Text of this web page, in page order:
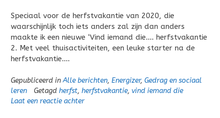
Speciaal voor de herfstvakantie van 2020, die
waarschijnlijk toch iets anders zal zijn dan anders
maakte ik een nieuwe ‘Vind iemand die…. herfstvakantie
2. Met veel thuisactiviteiten, een leuke starter na de
herfstvakantie….
Gepubliceerd inAlle berichten, Energizer, Gedrag en sociaal
leren
Getagd herfst, herfstvakantie, vind iemand die
Laat een reactie achter